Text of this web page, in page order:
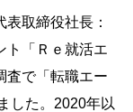
取締役社長：
ト「Ｒｅ就活エ
査で「転職エー
した。 2020年以